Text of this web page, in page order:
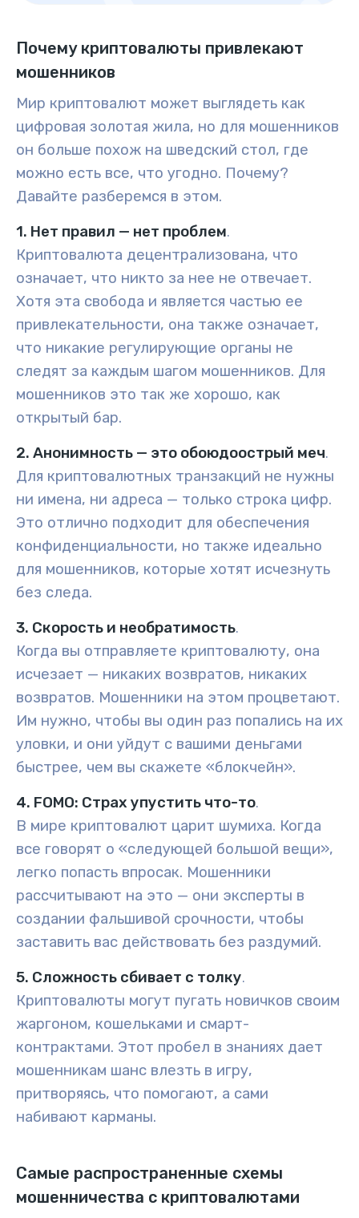
Почему криптовалюты привлекают
мошенников
Мир криптовалют может выглядеть как
цифровая золотая жила, но для мошенников
он больше похож на шведский стол, где
можно есть все, что угодно. Почему?
Давайте разберемся в этом.
1. Нет правил — нет проблем.
Криптовалюта децентрализована, что
означает, что никто за нее не отвечает.
Хотя эта свобода и является частью ее
привлекательности, она также означает,
что никакие регулирующие органы не
следят за каждым шагом мошенников. Для
мошенников это так же хорошо, как
открытый бар.
2. Анонимность — это обоюдоострый меч.
Для криптовалютных транзакций не нужны
ни имена, ни адреса — только строка цифр.
Это отлично подходит для обеспечения
конфиденциальности, но также идеально
для мошенников, которые хотят исчезнуть
без следа.
3. Скорость и необратимость.
Когда вы отправляете криптовалюту, она
исчезает — никаких возвратов, никаких
возвратов. Мошенники на этом процветают.
Им нужно, чтобы вы один раз попались на их
уловки, и они уйдут с вашими деньгами
быстрее, чем вы скажете «блокчейн».
4. FOMO: Страх упустить что-то.
В мире криптовалют царит шумиха. Когда
все говорят о «следующей большой вещи»,
легко попасть впросак. Мошенники
рассчитывают на это — они эксперты в
создании фальшивой срочности, чтобы
заставить вас действовать без раздумий.
5. Сложность сбивает с толку.
Криптовалюты могут пугать новичков своим
жаргоном, кошельками и смарт-
контрактами. Этот пробел в знаниях дает
мошенникам шанс влезть в игру,
притворяясь, что помогают, а сами
набивают карманы.
Самые распространенные схемы
мошенничества с криптовалютами